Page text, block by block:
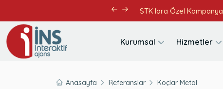
STK lara Özel Kampanya
Kurumsal Hizmetler
Anasayfa Referanslar Koçlar Metal